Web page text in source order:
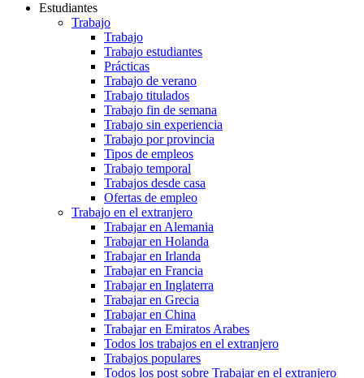
Estudiantes
Trabajo
Trabajo
Trabajo estudiantes
Prácticas
Trabajo de verano
Trabajo titulados
Trabajo fin de semana
Trabajo sin experiencia
Trabajo por provincia
Tipos de empleos
Trabajo temporal
Trabajos desde casa
Ofertas de empleo
Trabajo en el extranjero
Trabajar en Alemania
Trabajar en Holanda
Trabajar en Irlanda
Trabajar en Francia
Trabajar en Inglaterra
Trabajar en Grecia
Trabajar en China
Trabajar en Emiratos Arabes
Todos los trabajos en el extranjero
Trabajos populares
Todos los post sobre Trabajar en el extranjero